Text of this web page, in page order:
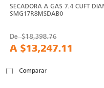
SECADORA A GAS 7.4 CUFT
SMG17R8MSDAB0
De$18,398.76
A $13,247.11
Comparar